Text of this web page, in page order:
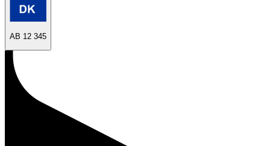
AB 12 345